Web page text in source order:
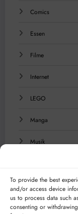
To provide the best
and/or access device
us to process data such
consenting or
Comics
Essen
Filme
Internet
LEGO
Manga
Musik
Serien
Technologie